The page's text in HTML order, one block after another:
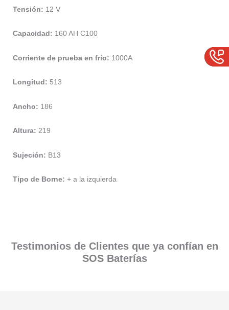
Tensión: 12 V
Capacidad: 160 AH C100
Corriente de prueba en frío: 1000A
Longitud: 513
Ancho: 186
Altura: 219
Sujeción: B13
Tipo de Borne: + a la izquierda
Testimonios de Clientes que ya confían en
SOS Baterías